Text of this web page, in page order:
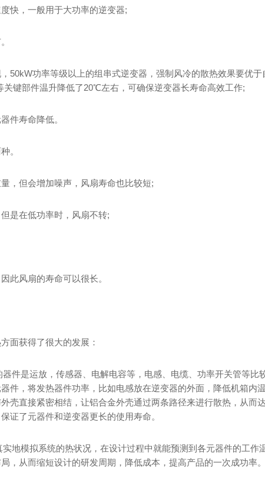
快，一般用于大功率的逆变器;
50kW功率等级以上的组串式逆变器，强制风冷的散热效果要优于
键部件温升降低了20℃左右，可确保逆变器长寿命高效工作;
件寿命降低。
。
，但会增加噪声，风扇寿命也比较短;
是在低功率时，风扇不转;
此风扇的寿命可以很长。
面获得了很大的发展：
件是运放，传感器、电解电容等，电感、电缆、功率开关管等比
件，将发热器件功率，比如电感放在逆变器的外面，降低机箱内温
壳直接紧密相结，让铝合金外壳通过两条路径来进行散热，从而
证了元器件和逆变器更长的使用寿命。
地模拟系统的热状况，在设计过程中就能预测到各元器件的工作
，从而缩短设计的研发周期，降低成本，提高产品的一次成功率。